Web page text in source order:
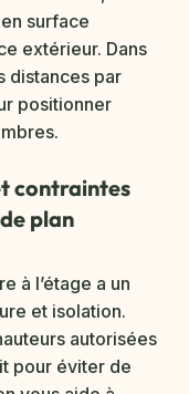
surface
extérieur. Dans
distances par
positionner
contraintes
plan
à l’étage a un
et isolation.
autorisées
pour éviter de